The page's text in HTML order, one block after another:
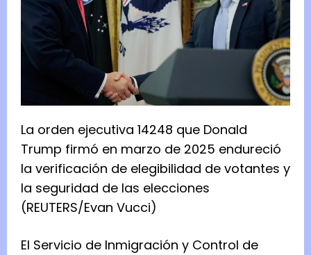
La orden ejecutiva 14248 que Donald
Trump firmó en marzo de 2025 endureció
la verificación de elegibilidad de votantes y
la seguridad de las elecciones
(REUTERS/Evan Vucci)
El Servicio de Inmigración y Control de